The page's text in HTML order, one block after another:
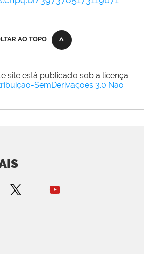
AO TOPO
site está publicado sob a licença
SemDerivações 3.0 Não